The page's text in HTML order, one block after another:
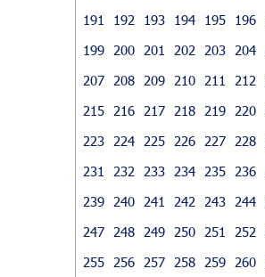
191
192 193 194 195 196
199
200 201 202 203 204
207
208 209 210 211 212
215
216 217 218 219 220
223
224 225 226 227 228
231
232 233 234 235 236
239
240 241 242 243 244
247
248 249 250 251 252
255
256 257 258 259 260